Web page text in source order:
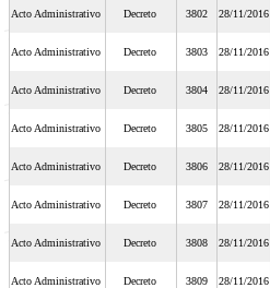
Acto Administrativo Decreto 3802 28/11/2016
Acto Administrativo Decreto 3803 28/11/2016
Acto Administrativo Decreto 3804 28/11/2016
Acto Administrativo Decreto 3805 28/11/2016
Acto Administrativo Decreto 3806 28/11/2016
Acto Administrativo Decreto 3807 28/11/2016
Acto Administrativo Decreto 3808 28/11/2016
Acto Administrativo Decreto 3809 28/11/2016